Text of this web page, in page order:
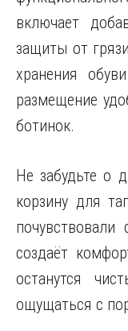
включает
защиты от
хранения
размещение
ботинок.
Не забудьте о
корзину для
создаёт
останутся
ощущаться с